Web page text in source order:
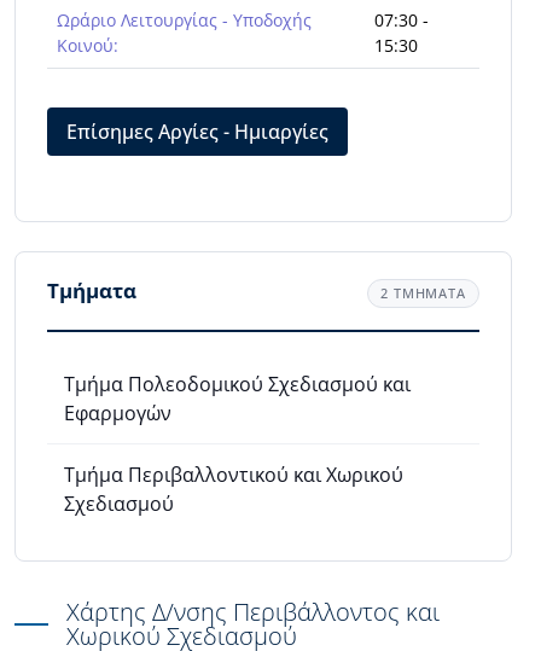
Ωράριο Λειτουργίας - Υποδοχής
Κοινού:
07:30 -
15:30
Επίσημες Αργίες - Ημιαργίες
Τμήματα 2 ΤΜΗΜΑΤΑ
Τμήμα Πολεοδομικού Σχεδιασμού και
Εφαρμογών
Τμήμα Περιβαλλοντικού και Χωρικού
Σχεδιασμού
Χάρτης Δ/νσης Περιβάλλοντος και
Χωρικού Σχεδιασμού